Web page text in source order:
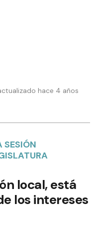
hace 4 años
SESIÓN
local, está
los intereses